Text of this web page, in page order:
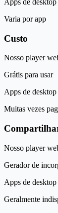
Varia por app
Custo
Nosso player
Grátis para usar
Apps de desktop
Muitas vezes
Nosso player
Gerador de
Apps de desktop
Geralmente